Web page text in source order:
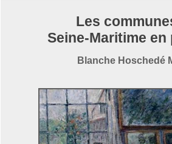
Les
Seine-Maritime en
Blanche Hoschedé